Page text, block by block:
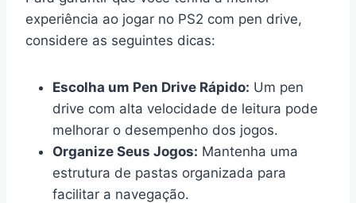
experiência ao jogar no PS2 com pen drive,
considere as seguintes dicas:
Escolha um Pen Drive Rápido: Um pen
drive com alta velocidade de leitura pode
melhorar o desempenho dos jogos.
Organize Seus Jogos: Mantenha uma
estrutura de pastas organizada para
facilitar a navegação.